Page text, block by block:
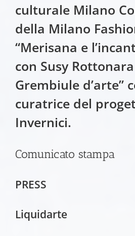
culturale Milano
della Milano
“Merisana e
con Susy Rottonara
Grembiule d’arte”
curatrice del
Invernici.
Comunicato stampa
PRESS
Liquidarte